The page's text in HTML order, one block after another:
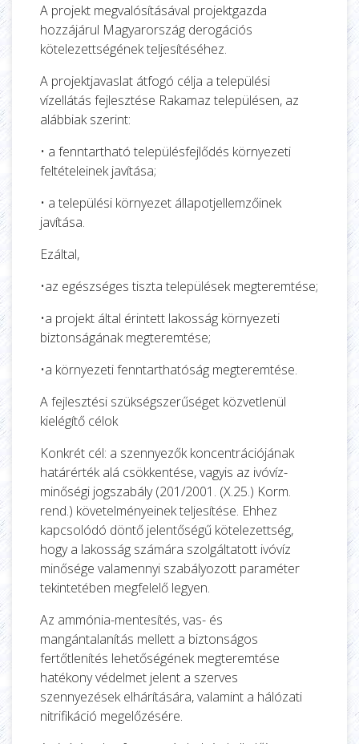
A projekt megvalósításával projektgazda
hozzájárul Magyarország derogációs
kötelezettségének teljesítéséhez.
A projektjavaslat átfogó célja a települési
vízellátás fejlesztése Rakamaz településen, az
alábbiak szerint:
• a fenntartható településfejlődés környezeti
feltételeinek javítása;
• a települési környezet állapotjellemzőinek
javítása.
Ezáltal,
•az egészséges tiszta települések megteremtése;
•a projekt által érintett lakosság környezeti
biztonságának megteremtése;
•a környezeti fenntarthatóság megteremtése.
A fejlesztési szükségszerűséget közvetlenül
kielégítő célok
Konkrét cél: a szennyezők koncentrációjának
határérték alá csökkentése, vagyis az ivóvíz-
minőségi jogszabály (201/2001. (X.25.) Korm.
rend.) követelményeinek teljesítése. Ehhez
kapcsolódó döntő jelentőségű kötelezettség,
hogy a lakosság számára szolgáltatott ivóvíz
minősége valamennyi szabályozott paraméter
tekintetében megfelelő legyen.
Az ammónia-mentesítés, vas- és
mangántalanítás mellett a biztonságos
fertőtlenítés lehetőségének megteremtése
hatékony védelmet jelent a szerves
szennyezések elhárítására, valamint a hálózati
nitrifikáció megelőzésére.